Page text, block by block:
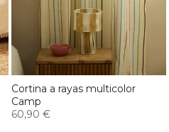
Cortina a rayas multicolor
Camp
60,90 €